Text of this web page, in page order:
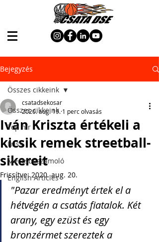
Bejegyzés
Összes cikkeink
Top hír
Friss
Meccsbeszámoló
English Articles
Összes cikkeink
Iván Kriszta értékeli a
kicsik remek streetball-
sikereit
csatadsekosar
2020. aug. 19. 1 perc olvasás
Frissítve:2020. aug. 20.
"Pazar eredményt értek el a
hétvégén a csatás fiatalok. Két
arany, egy ezüst és egy
bronzérmet szereztek a